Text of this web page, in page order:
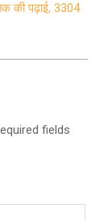
की पढ़ाई, 3304
fields